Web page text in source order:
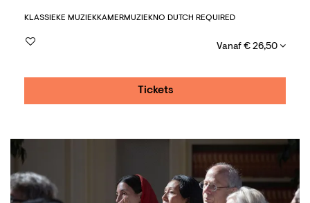
KLASSIEKE MUZIEKKAMERMUZIEKNO DUTCH REQUIRED
Vanaf € 26,50
Tickets